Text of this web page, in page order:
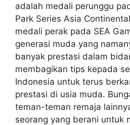
adalah medali perunggu
Park Series Asia
medali perak pada SEA
generasi muda yang
banyak prestasi dalam
membagikan tips kepada
Indonesia untuk terus
prestasi di usia muda.
teman-teman remaja
seorang yang berani untuk